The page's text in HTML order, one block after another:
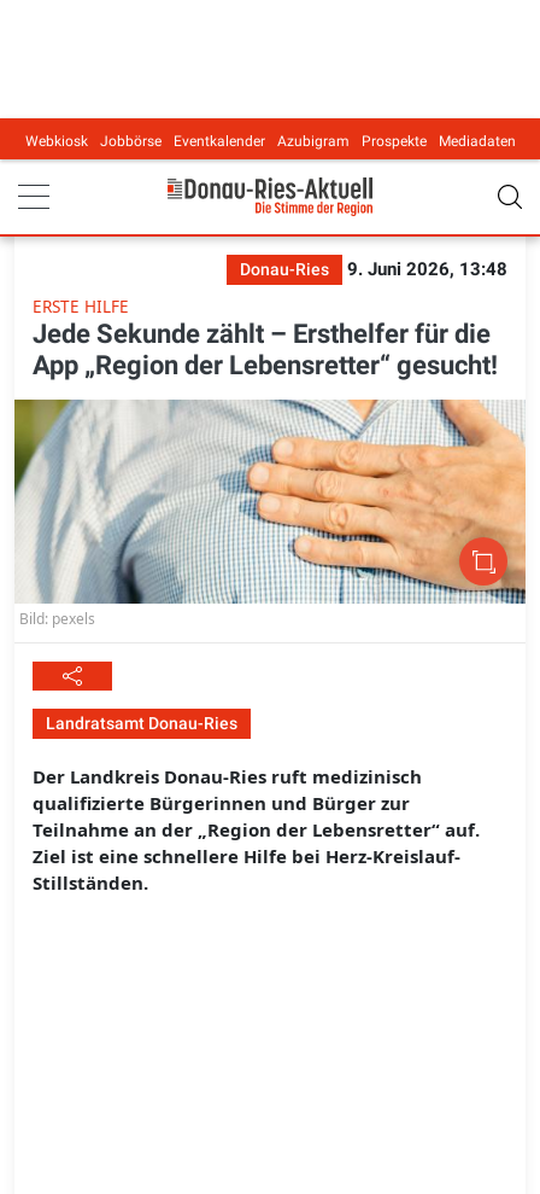
Main navigation
Webkiosk Jobbörse Eventkalender Azubigram Prospekte Mediadaten
Donau-Ries
9. Juni 2026, 13:48
ERSTE HILFE
Jede Sekunde zählt – Ersthelfer für die
App „Region der Lebensretter“ gesucht!
Bild: pexels
Landratsamt Donau-Ries
Der Landkreis Donau-Ries ruft medizinisch
qualifizierte Bürgerinnen und Bürger zur
Teilnahme an der „Region der Lebensretter“ auf.
Ziel ist eine schnellere Hilfe bei Herz-Kreislauf-
Stillständen.